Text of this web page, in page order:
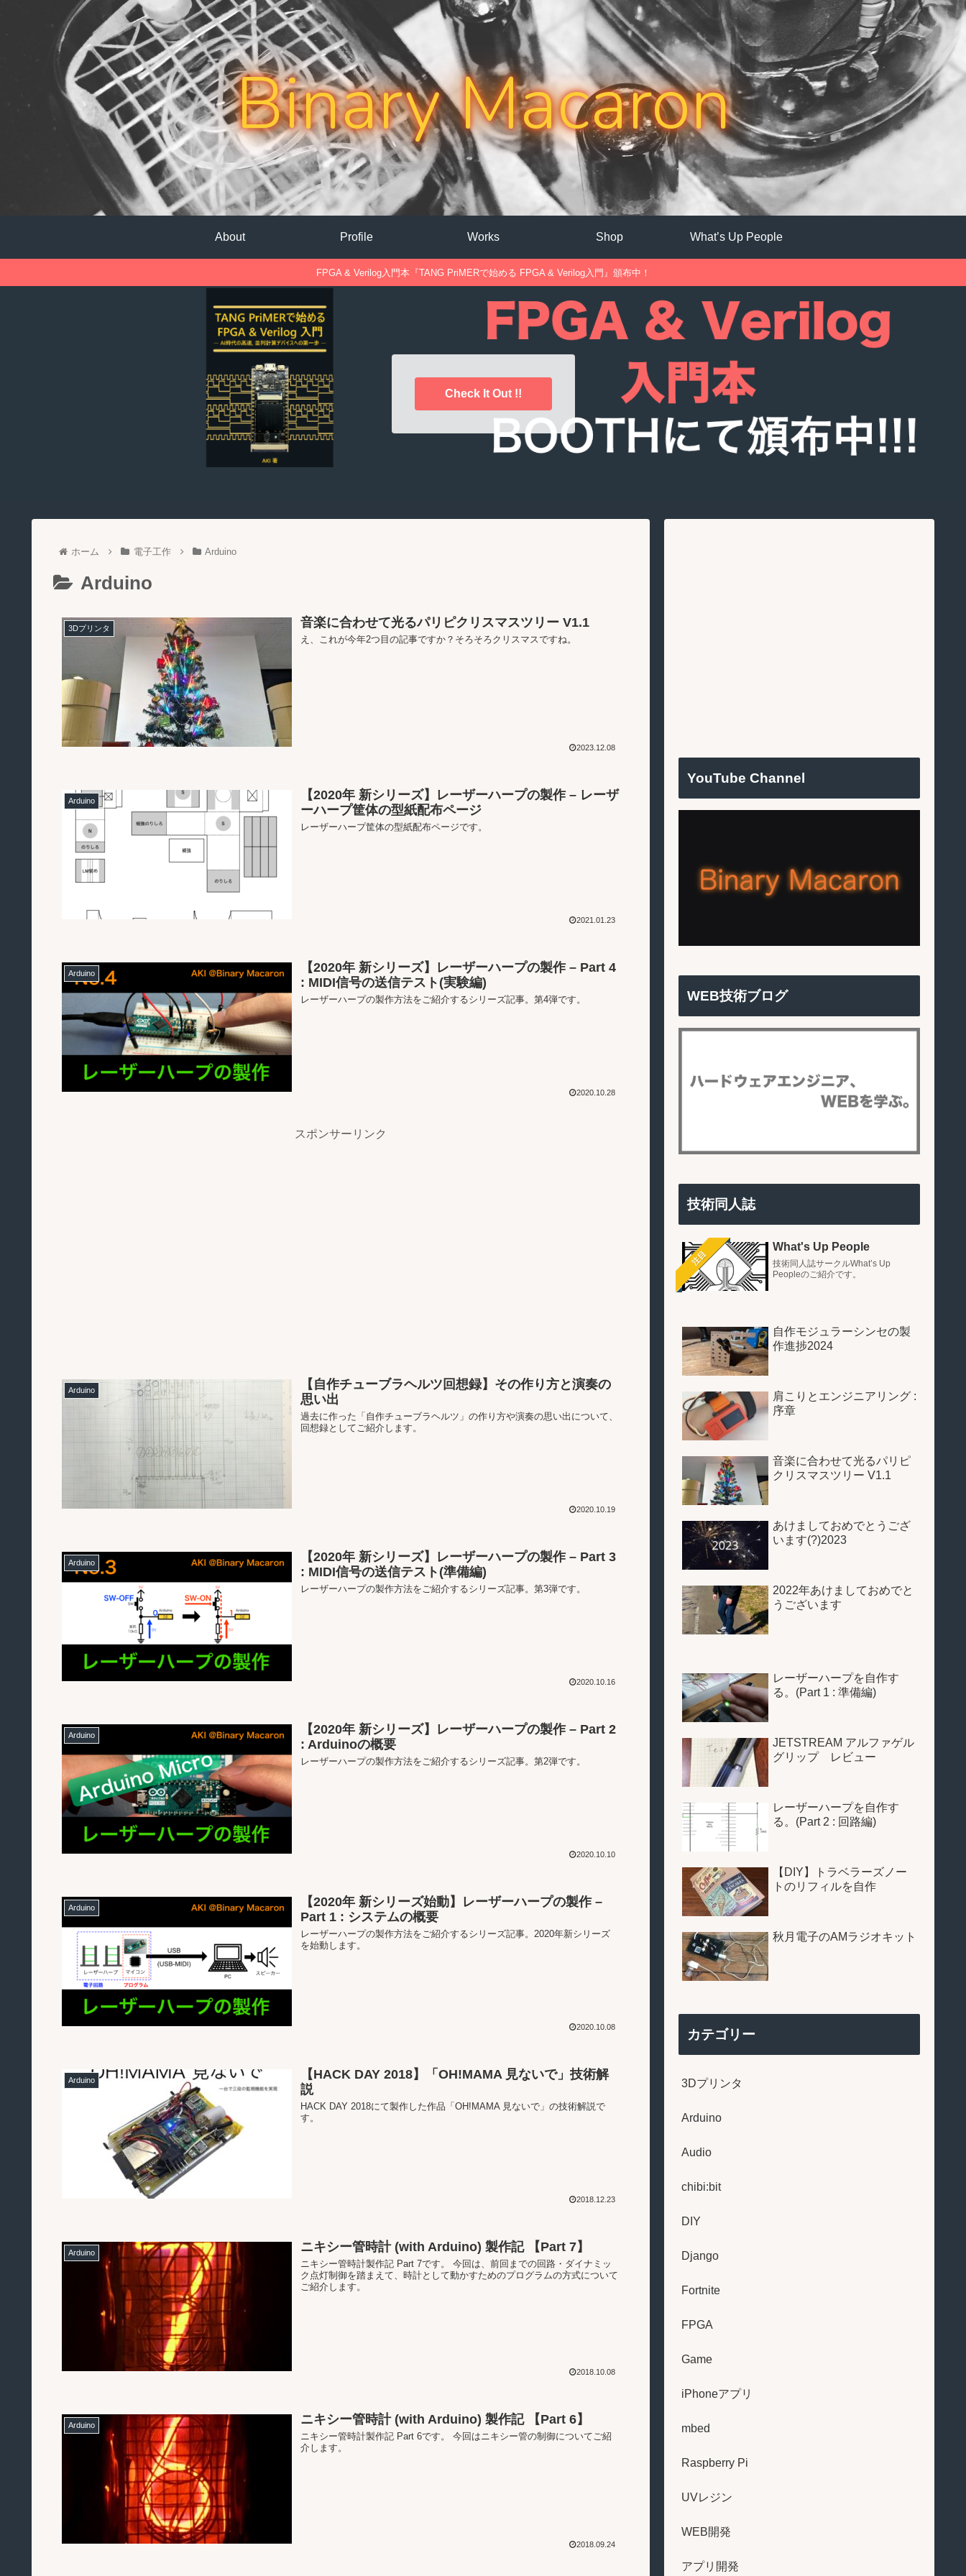
Binary Macaron
About Profile Works Shop What’s Up People
FPGA & Verilog入門本『TANG PriMERで始める FPGA & Verilog入門』頒布中！
Check It Out !!
ホーム 電子工作 Arduino
Arduino
3Dプリンタ 音楽に合わせて光るパリピクリスマスツリー V1.1
え、これが今年2つ目の記事ですか？そろそろクリスマスですね。
2023.12.08
Arduino
【2020年 新シリーズ】レーザーハープの製作 – レーザ
ーハープ筐体の型紙配布ページ
レーザーハープ筐体の型紙配布ページです。
2021.01.23
Arduino
【2020年 新シリーズ】レーザーハープの製作 – Part 4
: MIDI信号の送信テスト(実験編)
レーザーハープの製作方法をご紹介するシリーズ記事。第4弾です。
2020.10.28
スポンサーリンク
Arduino
【自作チューブラヘルツ回想録】その作り方と演奏の
思い出
過去に作った「自作チューブラヘルツ」の作り方や演奏の思い出について、
回想録としてご紹介します。
2020.10.19
Arduino
【2020年 新シリーズ】レーザーハープの製作 – Part 3
: MIDI信号の送信テスト(準備編)
レーザーハープの製作方法をご紹介するシリーズ記事。第3弾です。
2020.10.16
Arduino
【2020年 新シリーズ】レーザーハープの製作 – Part 2
: Arduinoの概要
レーザーハープの製作方法をご紹介するシリーズ記事。第2弾です。
2020.10.10
Arduino
【2020年 新シリーズ始動】レーザーハープの製作 –
Part 1 : システムの概要
レーザーハープの製作方法をご紹介するシリーズ記事。2020年新シリーズ
を始動します。
2020.10.08
Arduino
【HACK DAY 2018】「OH!MAMA 見ないで」技術解
説
HACK DAY 2018にて製作した作品「OH!MAMA 見ないで」の技術解説で
す。
2018.12.23
Arduino ニキシー管時計 (with Arduino) 製作記 【Part 7】
ニキシー管時計製作記 Part 7です。 今回は、前回までの回路・ダイナミッ
ク点灯制御を踏まえて、時計として動かすためのプログラムの方式について
ご紹介します。
2018.10.08
Arduino ニキシー管時計 (with Arduino) 製作記 【Part 6】
ニキシー管時計製作記 Part 6です。 今回はニキシー管の制御についてご紹
介します。
2018.09.24
YouTube Channel
WEB技術ブログ
技術同人誌
注目
What's Up People
技術同人誌サークルWhat’s Up
Peopleのご紹介です。
自作モジュラーシンセの製
作進捗2024
肩こりとエンジニアリング :
序章
音楽に合わせて光るパリピ
クリスマスツリー V1.1
あけましておめでとうござ
います(?)2023
2022年あけましておめでと
うございます
レーザーハープを自作す
る。(Part 1 : 準備編)
JETSTREAM アルファゲル
グリップ レビュー
レーザーハープを自作す
る。(Part 2 : 回路編)
【DIY】トラベラーズノー
トのリフィルを自作
秋月電子のAMラジオキット
カテゴリー
3Dプリンタ
Arduino
Audio
chibi:bit
DIY
Django
Fortnite
FPGA
Game
iPhoneアプリ
mbed
Raspberry Pi
UVレジン
WEB開発
アプリ開発